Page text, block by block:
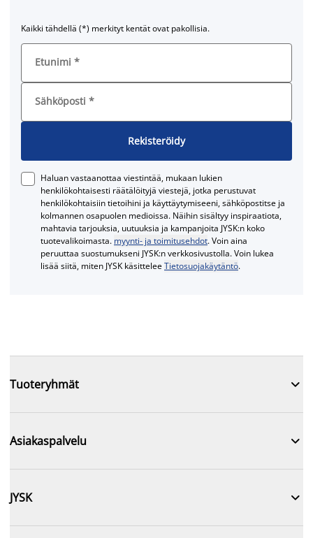
Kaikki tähdellä (*) merkityt kentät ovat pakollisia.
Etunimi *
Sähköposti *
Rekisteröidy
Haluan vastaanottaa viestintää, mukaan lukien
henkilökohtaisesti räätälöityjä viestejä, jotka perustuvat
henkilökohtaisiin tietoihini ja käyttäytymiseeni, sähköpostitse ja
kolmannen osapuolen medioissa. Näihin sisältyy inspiraatiota,
mahtavia tarjouksia, uutuuksia ja kampanjoita JYSK:n koko
tuotevalikoimasta. myynti- ja toimitusehdot. Voin aina
peruuttaa suostumukseni JYSK:n verkkosivustolla. Voin lukea
lisää siitä, miten JYSK käsitteleeTietosuojakäytäntö.
Tuoteryhmät 
Asiakaspalvelu 
JYSK 